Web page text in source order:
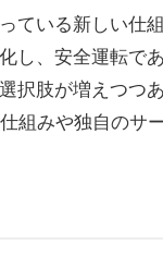
ている新しい仕
し、安全運転で
択肢が増えつつ
組みや独自のサ